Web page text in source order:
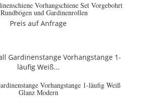
Vorhangschiene Set Vorgebohrt
und Gardinenrollen
Preis auf Anfrage
Vorhangstange 1-läufig Weiß
Glanz Modern